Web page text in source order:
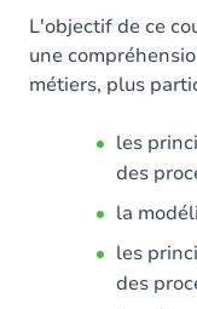
L'objectif de ce
une
métiers, plus
les
des
la
les
des